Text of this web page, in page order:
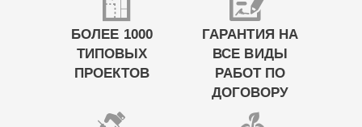
БОЛЕЕ 1000
ТИПОВЫХ
ПРОЕКТОВ
ГАРАНТИЯ НА
ВСЕ ВИДЫ
РАБОТ ПО
ДОГОВОРУ